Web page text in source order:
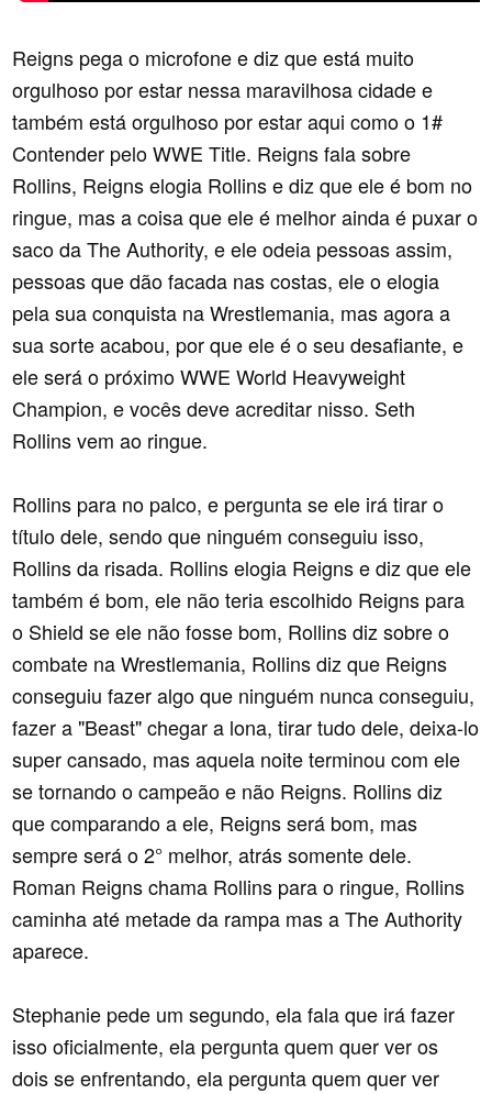
Reigns pega o microfone e diz que está muito
orgulhoso por estar nessa maravilhosa cidade e
também está orgulhoso por estar aqui como o 1#
Contender pelo WWE Title. Reigns fala sobre
Rollins, Reigns elogia Rollins e diz que ele é bom no
ringue, mas a coisa que ele é melhor ainda é puxar o
saco da The Authority, e ele odeia pessoas assim,
pessoas que dão facada nas costas, ele o elogia
pela sua conquista na Wrestlemania, mas agora a
sua sorte acabou, por que ele é o seu desafiante, e
ele será o próximo WWE World Heavyweight
Champion, e vocês deve acreditar nisso. Seth
Rollins vem ao ringue.
Rollins para no palco, e pergunta se ele irá tirar o
título dele, sendo que ninguém conseguiu isso,
Rollins da risada. Rollins elogia Reigns e diz que ele
também é bom, ele não teria escolhido Reigns para
o Shield se ele não fosse bom, Rollins diz sobre o
combate na Wrestlemania, Rollins diz que Reigns
conseguiu fazer algo que ninguém nunca conseguiu,
fazer a "Beast" chegar a lona, tirar tudo dele, deixa-lo
super cansado, mas aquela noite terminou com ele
se tornando o campeão e não Reigns. Rollins diz
que comparando a ele, Reigns será bom, mas
sempre será o 2° melhor, atrás somente dele.
Roman Reigns chama Rollins para o ringue, Rollins
caminha até metade da rampa mas a The Authority
aparece.
Stephanie pede um segundo, ela fala que irá fazer
isso oficialmente, ela pergunta quem quer ver os
dois se enfrentando, ela pergunta quem quer ver